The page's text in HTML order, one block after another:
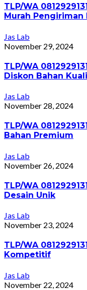
TLP/WA
Murah Pengiriman
Jas Lab
November 29, 2024
TLP/WA
Diskon Bahan
Jas Lab
November 28, 2024
TLP/WA
Bahan Premium
Jas Lab
November 26, 2024
TLP/WA
Desain Unik
Jas Lab
November 23, 2024
TLP/WA
Kompetitif
Jas Lab
November 22, 2024